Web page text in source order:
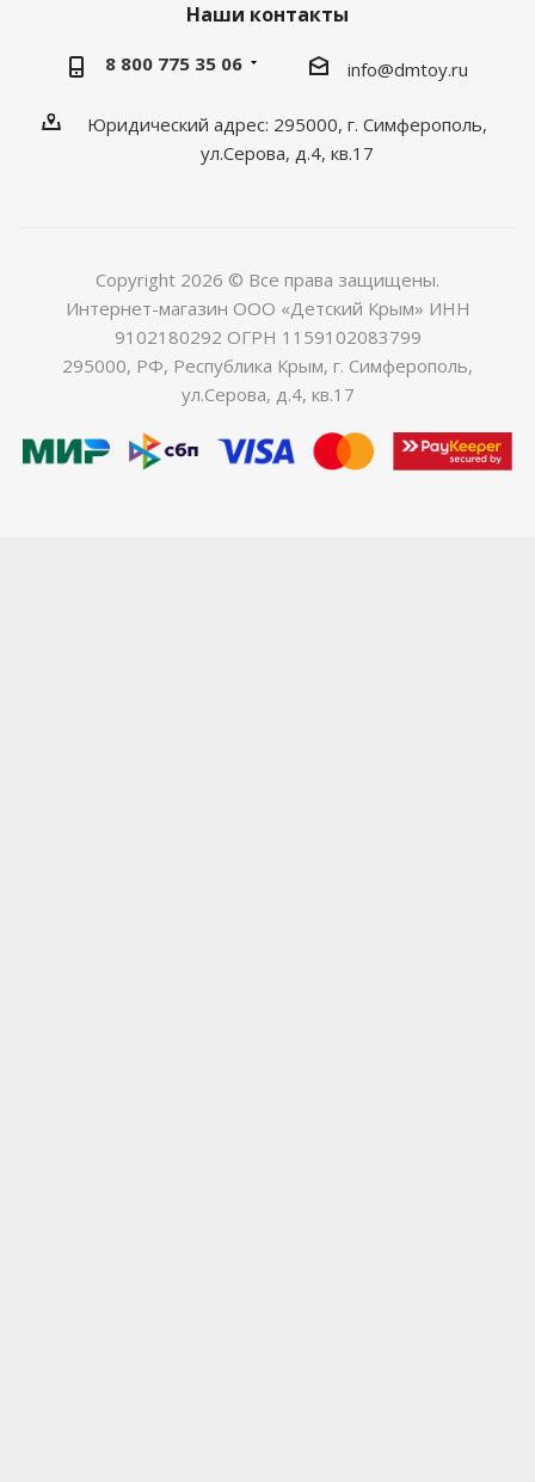
Наши контакты
8 800 775 35 06 info@dmtoy.ru
Юридический адрес: 295000, г. Симферополь,
ул.Серова, д.4, кв.17
Copyright 2026 © Все права защищены.
Интернет-магазин ООО «Детский Крым» ИНН
9102180292 ОГРН 1159102083799
295000, РФ, Республика Крым, г. Симферополь,
ул.Серова, д.4, кв.17